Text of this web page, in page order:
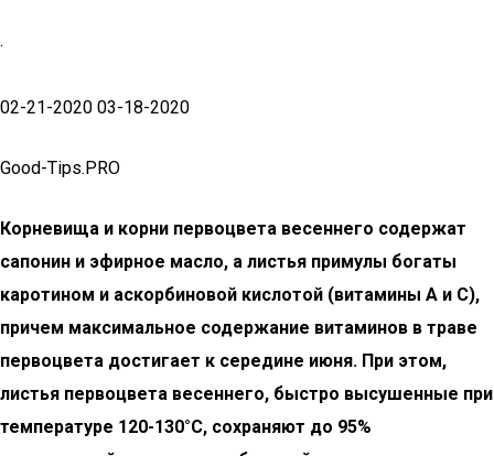
·
02-21-2020 03-18-2020
Good-Tips.PRO
Корневища и корни первоцвета весеннего содержат
сапонин и эфирное масло, а листья примулы богаты
каротином и аскорбиновой кислотой (витамины A и C),
причем максимальное содержание витаминов в траве
первоцвета достигает к середине июня. При этом,
листья первоцвета весеннего, быстро высушенные при
температуре 120-130°C, сохраняют до 95%